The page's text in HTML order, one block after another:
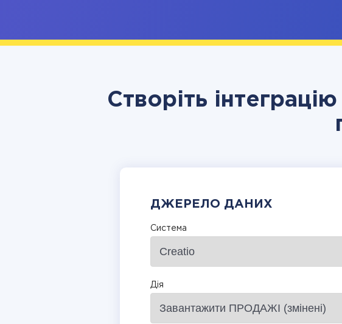
Створіть
ДЖЕРЕЛО ДАНИХ
Система
Дія